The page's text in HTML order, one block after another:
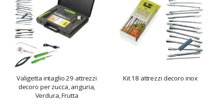
Valigetta intaglio 29 attrezzi
decoro per zucca, anguria,
Verdura, Frutta
Kit 18 attrezzi decoro inox